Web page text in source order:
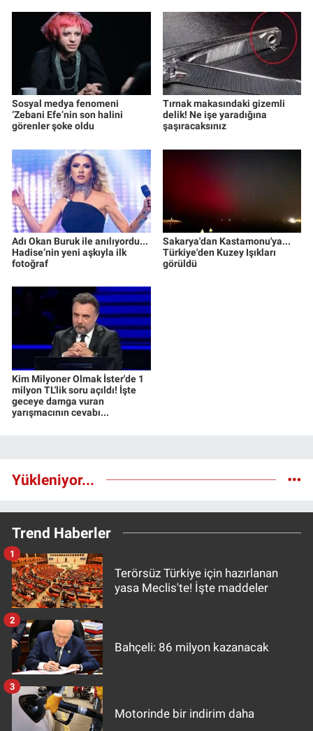
Sosyal medya fenomeni
‘Zebani Efe’nin son halini
görenler şoke oldu
Tırnak makasındaki gizemli
delik! Ne işe yaradığına
şaşıracaksınız
Adı Okan Buruk ile anılıyordu...
Hadise’nin yeni aşkıyla ilk
fotoğraf
Sakarya'dan Kastamonu'ya...
Türkiye'den Kuzey Işıkları
görüldü
Kim Milyoner Olmak İster'de 1
milyon TL'lik soru açıldı! İşte
geceye damga vuran
yarışmacının cevabı...
Yükleniyor...
Trend Haberler
Terörsüz Türkiye için hazırlanan
yasa Meclis'te! İşte maddeler
1
Bahçeli: 86 milyon kazanacak
2
Motorinde bir indirim daha
3